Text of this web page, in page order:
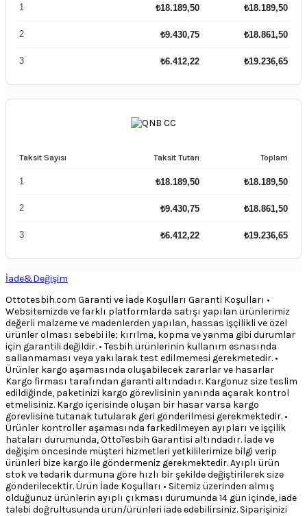
1 ₺18.189,50 ₺18.189,50
2 ₺9.430,75 ₺18.861,50
3 ₺6.412,22 ₺19.236,65
Taksit Sayısı Taksit Tutarı Toplam
1 ₺18.189,50 ₺18.189,50
2 ₺9.430,75 ₺18.861,50
3 ₺6.412,22 ₺19.236,65
İade&Değişim
Ottotesbih.com Garanti ve İade Koşulları Garanti Koşulları •
Websitemizde ve farklı platformlarda satışı yapılan ürünlerimiz
değerli malzeme ve madenlerden yapılan, hassas işçilikli ve özel
ürünler olması sebebi ile; kırılma, kopma ve yanma gibi durumlar
için garantili değildir. • Tesbih ürünlerinin kullanım esnasında
sallanmaması veya yakılarak test edilmemesi gerekmetedir. •
Ürünler kargo aşamasında oluşabilecek zararlar ve hasarlar
Kargo firması tarafından garanti altındadır. Kargonuz size teslim
edildiğinde, paketinizi kargo görevlisinin yanında açarak kontrol
etmelisiniz. Kargo içerisinde oluşan bir hasar varsa kargo
görevlisine tutanak tutularak geri gönderilmesi gerekmektedir. •
Ürünler kontroller aşamasında farkedilmeyen ayıpları ve işçilik
hataları durumunda, OttoTesbih Garantisi altındadır. İade ve
değişim öncesinde müşteri hizmetleri yetkililerimize bilgi verip
ürünleri bize kargo ile göndermeniz gerekmektedir. Ayıplı ürün
stok ve tedarik durmuna göre hızlı bir şekilde değiştirilerek size
gönderilecektir. Ürün İade Koşulları • Sitemiz üzerinden almış
olduğunuz ürünlerin ayıplı çıkması durumunda 14 gün içinde, iade
talebi doğrultusunda ürün/ürünleri iade edebilirsiniz. Siparişinizi